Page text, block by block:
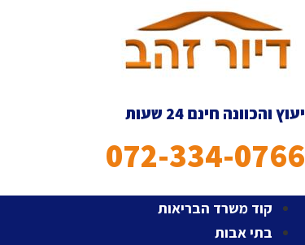
לתוכן
יעוץ והכוונה חינם 24 שעות
072-334-0766
קוד משרד הבריאות
בתי אבות